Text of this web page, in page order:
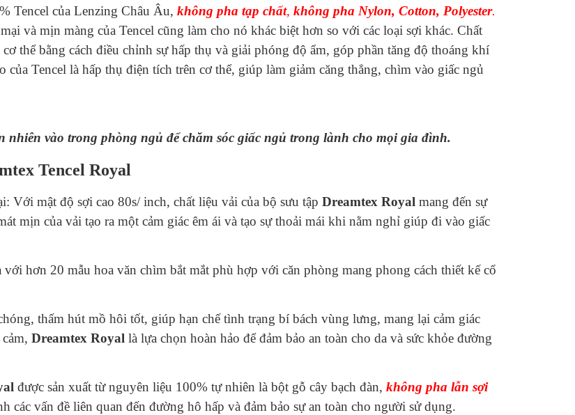
Tencel của Lenzing Châu Âu, không pha tạp chất, không pha Nylon, Cotton, Polyester.
và mịn màng của Tencel cũng làm cho nó khác biệt hơn so với các loại sợi khác. Chất
thể bằng cách điều chỉnh sự hấp thụ và giải phóng độ ẩm, góp phần tăng độ thoáng khí
Tencel là hấp thụ điện tích trên cơ thể, giúp làm giảm căng thẳng, chìm vào giấc ngủ
nhiên vào trong phòng ngủ để chăm sóc giấc ngủ trong lành cho mọi gia đình.
Tencel Royal
Với mật độ sợi cao 80s/ inch, chất liệu vải của bộ sưu tập Dreamtex Royalmang đến sự
mịn của vải tạo ra một cảm giác êm ái và tạo sự thoải mái khi nằm nghỉ giúp đi vào giấc
hơn 20 mẫu hoa văn chìm bắt mắt phù hợp với căn phòng mang phong cách thiết kế cổ
thấm hút mồ hôi tốt, giúp hạn chế tình trạng bí bách vùng lưng, mang lại cảm giác
Dreamtex Royal là lựa chọn hoàn hảo để đảm bảo an toàn cho da và sức khỏe đường
được sản xuất từ nguyên liệu 100% tự nhiên là bột gỗ cây bạch đàn, không pha lẫn sợi
các vấn đề liên quan đến đường hô hấp và đảm bảo sự an toàn cho người sử dụng.